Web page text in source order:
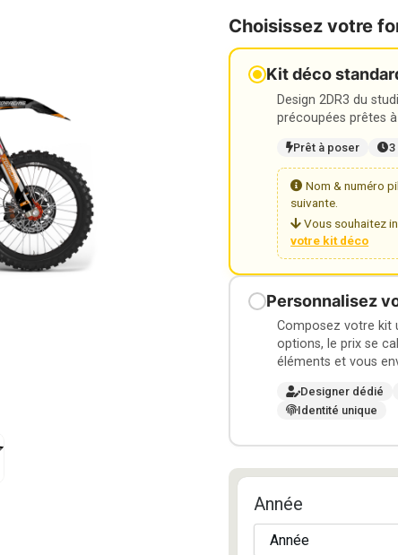
Choisissez votre
Kit déco
Design 2DR3 du
précoupées prêtes
Prêt à poser 3
Nom & numéro
suivante.
Vous souhaitez
votre kit déco
Personnalisez
Composez votre kit
options, le prix se
éléments et vous
Designer dédié
Identité unique
Année